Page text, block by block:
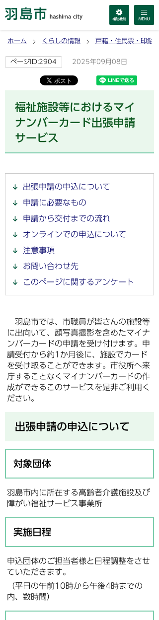
ホーム くらしの情報 戸籍・住民票・印鑑
ページID:2904 2025年09月08日
福祉施設等におけるマイ
ナンバーカード出張申請
サービス
出張申請の申込について
申請に必要なもの
申請から交付までの流れ
オンラインでの申込について
注意事項
お問い合わせ先
このページに関するアンケート
羽島市では、市職員が皆さんの施設等
に出向いて、顔写真撮影を含めたマイナ
ンバーカードの申請を受け付けます。申
請受付から約1か月後に、施設でカード
を受け取ることができます。市役所へ来
庁することなくマイナンバーカードの作
成ができるこのサービスを是非ご利用く
ださい。
出張申請の申込について
対象団体
羽島市内に所在する高齢者介護施設及び
障がい福祉サービス事業所
実施日程
申込団体のご担当者様と日程調整をさせ
ていただきます。
（平日の午前10時から午後4時までの
内、数時間）